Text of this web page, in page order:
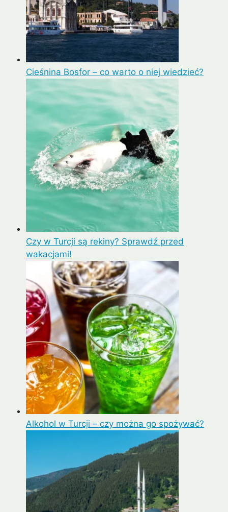
Cieśnina Bosfor – co warto o niej wiedzieć?
Czy w Turcji są rekiny? Sprawdź przed
wakacjami!
Alkohol w Turcji – czy można go spożywać?